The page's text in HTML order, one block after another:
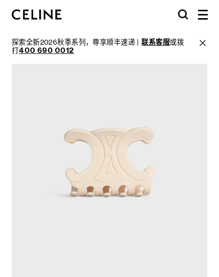
探索全新2026秋季系列，尊享顺丰速递 |联系客服或拨
打400 690 0012